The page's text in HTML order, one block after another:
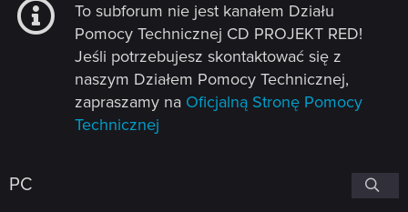
To subforum nie jest kanałem Działu
Pomocy Technicznej CD PROJEKT RED!
Jeśli potrzebujesz skontaktować się z
naszym Działem Pomocy Technicznej,
zapraszamy na Oficjalną Stronę Pomocy
Technicznej
PC